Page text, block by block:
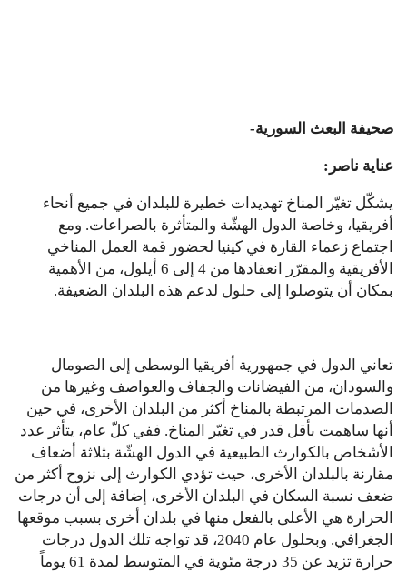
صحيفة البعث السورية-
عناية ناصر:
يشكّل تغيّر المناخ تهديدات خطيرة للبلدان في جميع أنحاء
أفريقيا، وخاصة الدول الهشّة والمتأثرة بالصراعات. ومع
اجتماع زعماء القارة في كينيا لحضور قمة العمل المناخي
الأفريقية والمقرّر انعقادها من 4 إلى 6 أيلول، من الأهمية
بمكان أن يتوصلوا إلى حلول لدعم هذه البلدان الضعيفة.
تعاني الدول في جمهورية أفريقيا الوسطى إلى الصومال
والسودان، من الفيضانات والجفاف والعواصف وغيرها من
الصدمات المرتبطة بالمناخ أكثر من البلدان الأخرى، في حين
أنها ساهمت بأقل قدر في تغيّر المناخ. ففي كلّ عام، يتأثر عدد
الأشخاص بالكوارث الطبيعية في الدول الهشّة بثلاثة أضعاف
مقارنة بالبلدان الأخرى، حيث تؤدي الكوارث إلى نزوح أكثر من
ضعف نسبة السكان في البلدان الأخرى، إضافة إلى أن درجات
الحرارة هي الأعلى بالفعل منها في بلدان أخرى بسبب موقعها
الجغرافي. وبحلول عام 2040، قد تواجه تلك الدول درجات
حرارة تزيد عن 35 درجة مئوية في المتوسط لمدة 61 يوماً